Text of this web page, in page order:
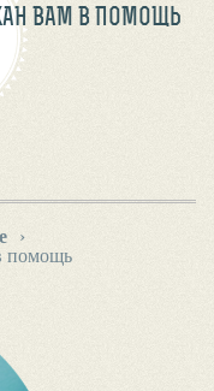
ВАМ В ПОМОЩЬ
›
помощь